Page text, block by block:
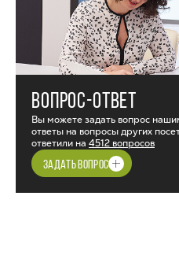
ВОПРОС-ОТВЕТ
Вы можете задать вопрос
ответы на вопросы других
ответили на 4512 вопросов
ЗАДАТЬ ВОПРОС